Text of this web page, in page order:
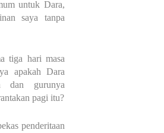
untuk Dara,
saya tanpa
tiga hari masa
apakah Dara
dan gurunya
pagi itu?
penderitaan